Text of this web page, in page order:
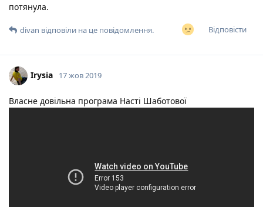
потянула.
Відповісти
divan відповіли на це повідомлення.
Irysia 17 жов 2019
Власне довільна програма Насті Шаботової